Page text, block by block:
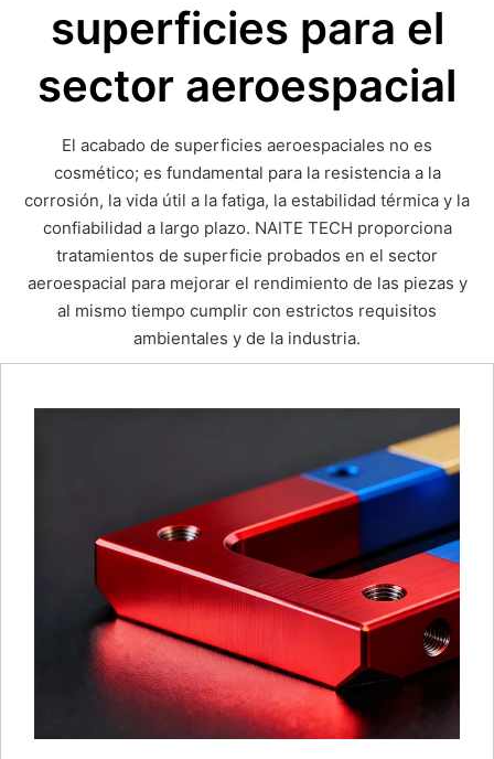
superficies para el
sector aeroespacial
El acabado de superficies aeroespaciales no es
cosmético; es fundamental para la resistencia a la
corrosión, la vida útil a la fatiga, la estabilidad térmica y la
confiabilidad a largo plazo. NAITE TECH proporciona
tratamientos de superficie probados en el sector
aeroespacial para mejorar el rendimiento de las piezas y
al mismo tiempo cumplir con estrictos requisitos
ambientales y de la industria.